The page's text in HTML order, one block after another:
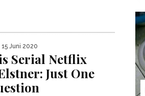
| 15 Juni 2020
Serial Netflix
Just One